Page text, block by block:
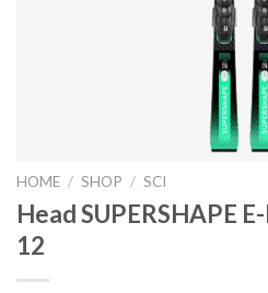
HOME / SHOP / SCI
Head SUPERSHAPE
12